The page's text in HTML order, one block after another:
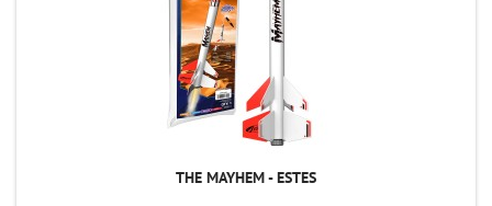
THE MAYHEM - ESTES